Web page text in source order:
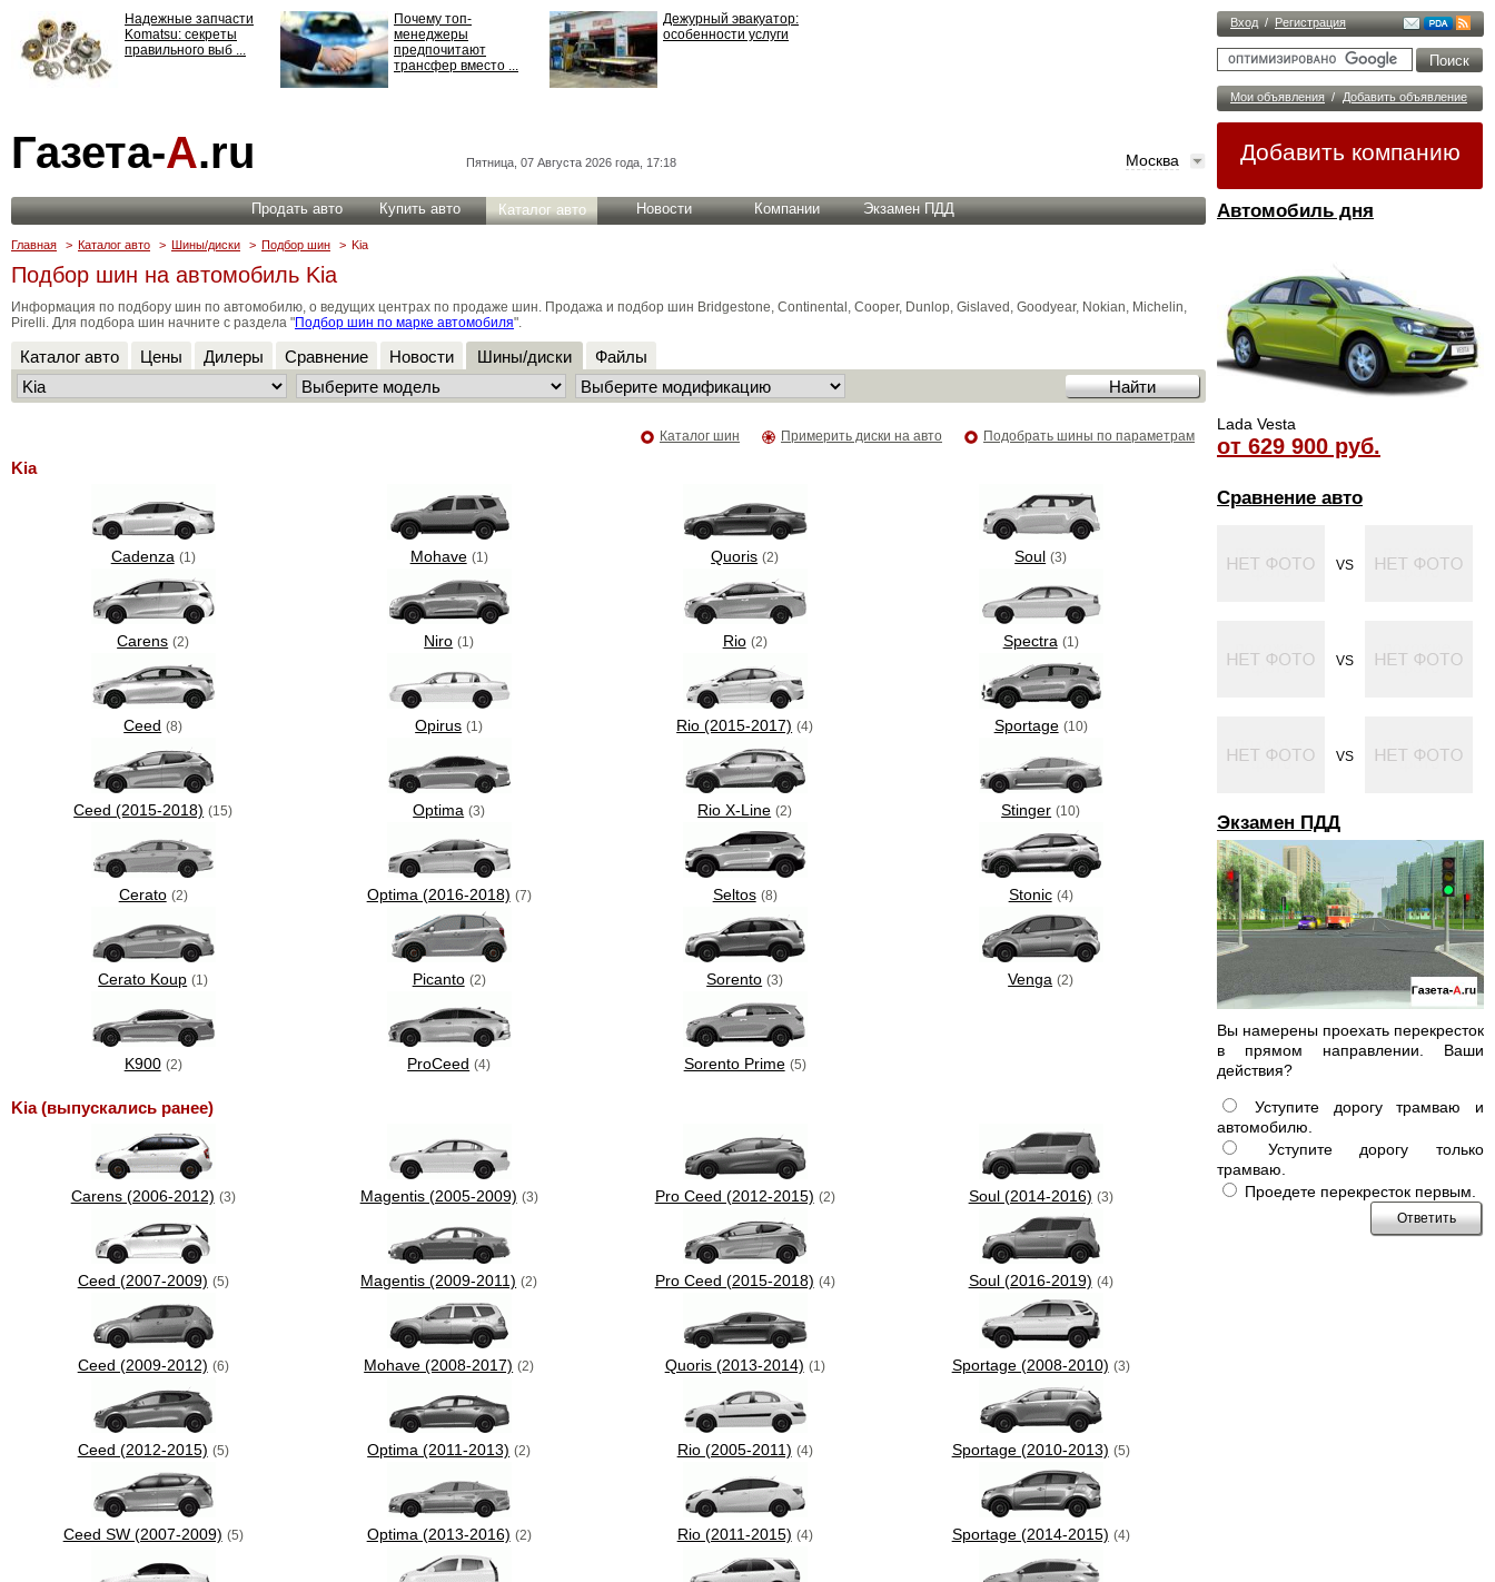
Вход / Регистрация
Мои объявления / Добавить объявление
Добавить компанию
Автомобиль дня
Lada Vesta
от 629 900 руб.
Сравнение авто
VS
VS
VS
Экзамен ПДД
Вы намерены проехать перекресток
в прямом направлении. Ваши
действия?
Уступите дорогу трамваю и
автомобилю.
Уступите дорогу только
трамваю.
Проедете перекресток первым.
Надежные запчасти
Komatsu: секреты
правильного выб ...
Почему топ-
менеджеры
предпочитают
трансфер вместо ...
Дежурный эвакуатор:
особенности услуги
ответственности: все,
что нужно знать ...
Газета-А.ru Пятница, 07 Августа 2026 года, 17:18 Москва
Продать авто Купить авто Каталог авто Новости Компании Экзамен ПДД
Главная > Каталог авто > Шины/диски > Подбор шин > Kia
Подбор шин на автомобиль Kia
Информация по подбору шин по автомобилю, о ведущих центрах по продаже шин. Продажа и подбор шин Bridgestone, Continental, Cooper, Dunlop, Gislaved, Goodyear, Nokian, Michelin,
Pirelli. Для подбора шин начните с раздела "Подбор шин по марке автомобиля".
Каталог авто Цены Дилеры Сравнение Новости Шины/диски Файлы
Подобрать шины по параметрам
Примерить диски на авто
Каталог шин
Kia
Cadenza (1)
Carens (2)
Ceed (8)
Ceed (2015-2018) (15)
Cerato (2)
Cerato Koup (1)
K900 (2)
Mohave (1)
Niro (1)
Opirus (1)
Optima (3)
Optima (2016-2018) (7)
Picanto (2)
ProCeed (4)
Quoris (2)
Rio (2)
Rio (2015-2017) (4)
Rio X-Line (2)
Seltos (8)
Sorento (3)
Sorento Prime (5)
Soul (3)
Spectra (1)
Sportage (10)
Stinger (10)
Stonic (4)
Venga (2)
Kia (выпускались ранее)
Carens (2006-2012) (3)
Ceed (2007-2009) (5)
Ceed (2009-2012) (6)
Ceed (2012-2015) (5)
Ceed SW (2007-2009) (5)
Magentis (2005-2009) (3)
Magentis (2009-2011) (2)
Mohave (2008-2017) (2)
Optima (2011-2013) (2)
Optima (2013-2016) (2)
Pro Ceed (2012-2015) (2)
Pro Ceed (2015-2018) (4)
Quoris (2013-2014) (1)
Rio (2005-2011) (4)
Rio (2011-2015) (4)
Soul (2014-2016) (3)
Soul (2016-2019) (4)
Sportage (2008-2010) (3)
Sportage (2010-2013) (5)
Sportage (2014-2015) (4)